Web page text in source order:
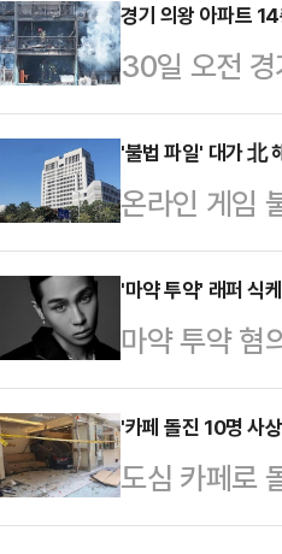
해 경찰에 신
졌다.현재까
은 것으로 전
5월 1일 오
원에서 영면
년 MBC …
경기 의왕 아파트
30일 오전
다.소방 당국
아파트 14층
숨졌다. 또
발견됐다.다
알려졌다.앞
쯤 대응 1단
∼5…
'불법 파일' 대가 北
온라인 게임
년이 확정됐
가보안법 위
고한 원심판
씨는 2014년
프로그램 실
넘겨졌다.오
법 …
'마약 투약' 래퍼 식
마약 투약 혐
도 집행유예
부장판사)는
예 2년을 받
"마약 범죄
'카페 돌진 10명 사
도심 카페로
해 법원이 "